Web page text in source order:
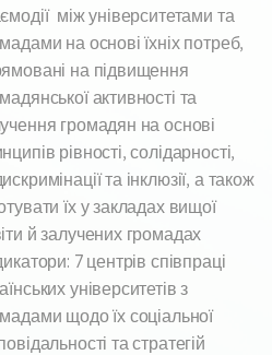
між університетами та
на основі їхніх потреб,
на підвищення
активності та
громадян на основі
рівності, солідарності,
та інклюзії, а також
їх у закладах вищої
й залучених громадах
7 центрів співпраці
університетів з
щодо їх соціальної
та стратегій